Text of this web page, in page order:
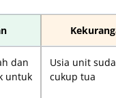
dan
untuk
Usia unit
cukup tua